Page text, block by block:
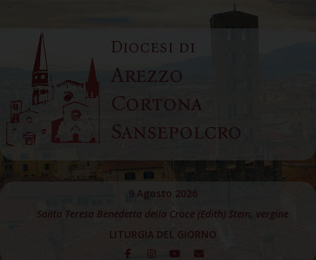
content
Diocesi di
Arezzo
Cortona
Sansepolcro
9 Agosto 2026
Santa Teresa Benedetta della Croce (Edith) Stein, vergine
LITURGIA DEL GIORNO